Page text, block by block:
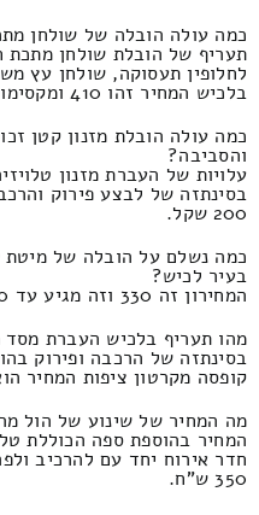
כמה עולה הובלה של שולחן
תעריף של הובלת שולחן מתכת
לחלופין תעסוקה, שולחן עץ
בלכיש המחיר זהו 410 ומקסימום 190 שקל חדש.
כמה עולה הובלת מזנון קטן
והסביבה?
עלויות של העברת מזנון
200 שקל.
כמה נשלם על הובלה של מיטת
בעיר לכיש?
המחירון זה 330 וזה מגיע עד 190 ש"ח.
מהו תעריף בלכיש העברת מסד
בסינתזה של הרכבה ופירוק
קופסה מקרטון ציפות המחיר הוא 650 ולכל היותר
מה המחיר של שינוע של הול
המחיר בהוספת ספה הכוללת
350 ש"ח.